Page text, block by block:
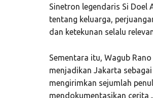
Sinetron legendaris Si Doel
tentang keluarga,
dan ketekunan selalu
Sementara itu, Wagub
menjadikan Jakarta
mengirimkan sejumlah
mendokumentasikan cerita